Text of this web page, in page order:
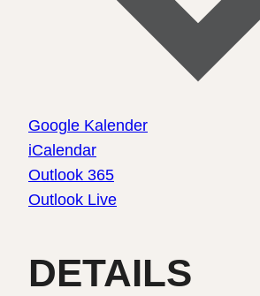
Google Kalender
iCalendar
Outlook 365
Outlook Live
DETAILS